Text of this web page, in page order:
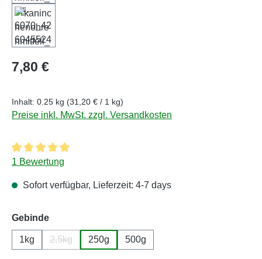
Regulärer Preis:
7,80 €
Inhalt: 0.25 kg (31,20 € / 1 kg)
Preise inkl. MwSt. zzgl. Versandkosten
Durchschnittliche Bewertung von 5 von 5 Sternen
1 Bewertung
Sofort verfügbar, Lieferzeit: 4-7 days
Gebindeauswählen
1kg 2,5kg
(Diese Option ist zurzeit nicht verfügbar.)
250g 500g